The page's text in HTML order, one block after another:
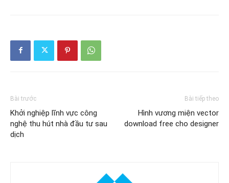
Bài trước
Khởi nghiệp lĩnh vực công
nghệ thu hút nhà đầu tư sau
dịch
Bài tiếp theo
Hình vương miện vector
download free cho designer